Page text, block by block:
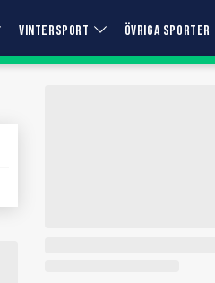
VINTERSPORT ÖVRIGA SPORTER